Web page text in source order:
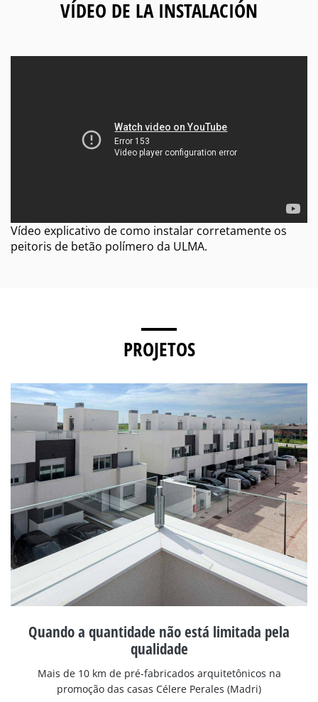
VÍDEO DE LA INSTALACIÓN
Vídeo explicativo de como instalar corretamente os
peitoris de betão polímero da ULMA.
PROJETOS
Quando a quantidade não está limitada pela
qualidade
Mais de 10 km de pré-fabricados arquitetônicos na
promoção das casas Célere Perales (Madri)